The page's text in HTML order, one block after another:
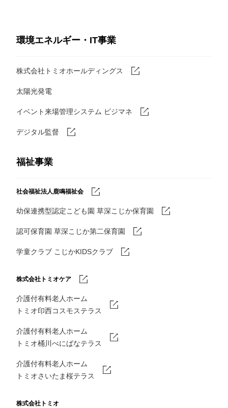
環境エネルギー・IT事業
株式会社トミオホールディングス
太陽光発電
イベント来場管理システム ビジマネ
デジタル監督
福祉事業
社会福祉法人鹿鳴福祉会
幼保連携型認定こども園 草深こじか保育園
認可保育園 草深こじか第二保育園
学童クラブ こじかKIDSクラブ
株式会社トミオケア
介護付有料老人ホーム
トミオ印西コスモステラス
介護付有料老人ホーム
トミオ桶川べにばなテラス
介護付有料老人ホーム
トミオさいたま桜テラス
株式会社トミオ